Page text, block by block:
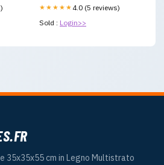
★★★★★ 4.0 (5 reviews)
Sold : Login>>
35x35x55 cm in Legno Multistrato